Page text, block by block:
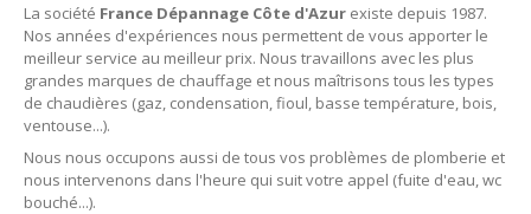
La société France Dépannage Côte d'Azur existe depuis 1987.
Nos années d'expériences nous permettent de vous apporter le
meilleur service au meilleur prix. Nous travaillons avec les plus
grandes marques de chauffage et nous maîtrisons tous les types
de chaudières (gaz, condensation, fioul, basse température, bois,
ventouse...).
Nous nous occupons aussi de tous vos problèmes de plomberie et
nous intervenons dans l'heure qui suit votre appel (fuite d'eau, wc
bouché...).